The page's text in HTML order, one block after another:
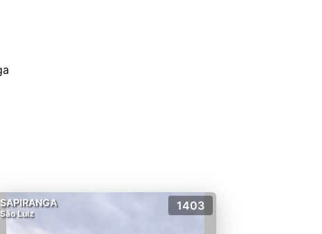
SAPIRANGA
São Luiz
1403